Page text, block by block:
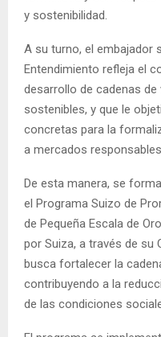
y sostenibilidad.
A su turno, el embajador
Entendimiento refleja el
desarrollo de cadenas
sostenibles, y que le
concretas para la
a mercados
De esta manera, se
el Programa Suizo de
de Pequeña Escala de
por Suiza, a través de su
busca fortalecer la
contribuyendo a la
de las condiciones